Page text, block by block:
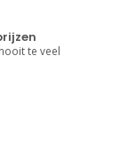
te veel